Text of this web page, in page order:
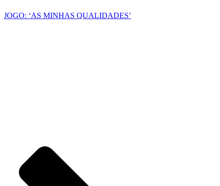
JOGO: ‘AS MINHAS QUALIDADES’